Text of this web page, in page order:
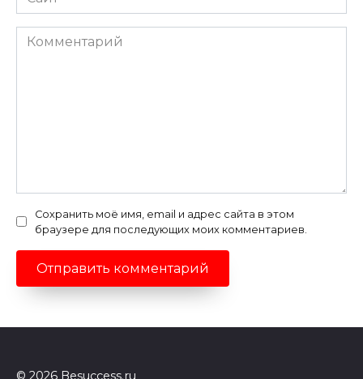
Комментарий
Сохранить моё имя, email и адрес сайта в этом
браузере для последующих моих комментариев.
© 2026 Besuccess.ru